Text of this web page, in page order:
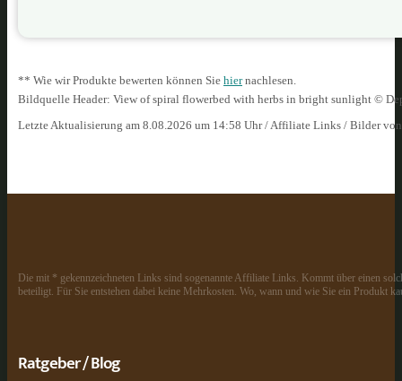
** Wie wir Produkte bewerten können Sie hiernachlesen.
Bildquelle Header: View of spiral flowerbed with herbs in bright sunlight ©
Letzte Aktualisierung am 8.08.2026 um 14:58 Uhr / Affiliate Links / Bilder
Die mit * gekennzeichneten Links sind sogenannte Affiliate Links. Kommt über einen
beteiligt. Für Sie entstehen dabei keine Mehrkosten. Wo, wann und wie Sie ein Produkt
Ratgeber / Blog